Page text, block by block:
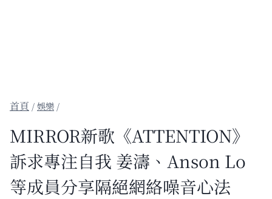
/娛樂 /
MIRROR新歌《ATTENTION》
訴求專注自我 姜濤、Anson Lo
等成員分享隔絕網絡噪音心法